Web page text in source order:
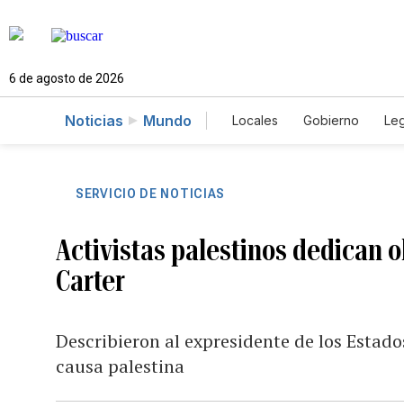
6 de agosto de 2026
Noticias Mundo Locales Gobierno
SERVICIO DE NOTICIAS
Activistas palestinos dedican
Carter
Describieron al expresidente de los
causa palestina